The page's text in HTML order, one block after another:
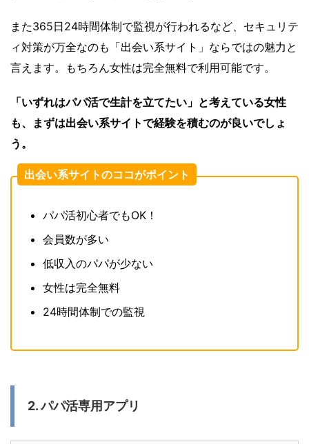
また365日24時間体制で監視が行われるなど、セキュリテ
ィ対策が万全なのも「出会い系サイト」ならではの魅力と
言えます。もちろん女性は完全無料で利用可能です。
「いずれはパパ活で生計を立てたい」と考えている女性
も、まずは出会い系サイトで経験を積むのが良いでしょ
う。
出会い系サイトのココがポイント
パパ活初心者でもOK！
会員数が多い
低収入のパパが少ない
女性は完全無料
24時間体制での監視
2. パパ活専用アプリ